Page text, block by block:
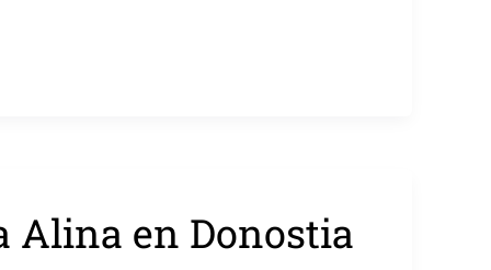
Alina en Donostia